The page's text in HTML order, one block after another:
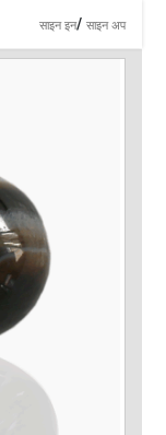
साइन इन/ साइन अप